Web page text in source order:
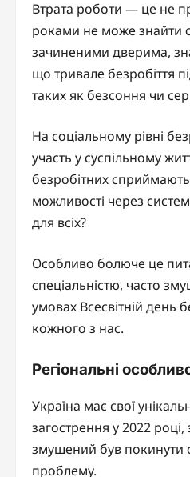
Втрата роботи — це не
роками не може знайти
зачиненими дверима,
що тривале безробіття
таких як безсоння чи
На соціальному рівні
участь у суспільному
безробітних сприймають
можливості через
для всіх?
Особливо болюче це
спеціальністю, часто
умовах Всесвітній день
кожного з нас.
Регіональні
Україна має свої
загострення у 2022
змушений був покинути
проблему.